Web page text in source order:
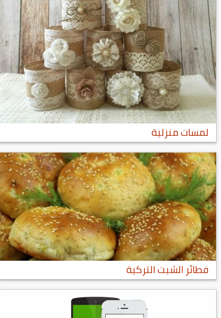
لمسات منزلية
فطائر الشبت التركية